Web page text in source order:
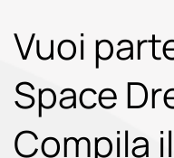
Vuoi
Space
Compila